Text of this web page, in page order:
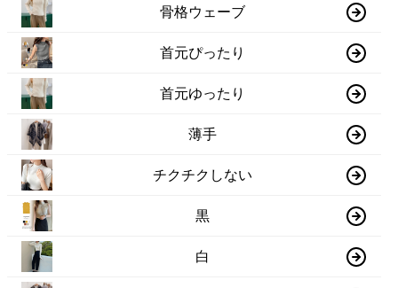
骨格ウェーブ
首元ぴったり
首元ゆったり
薄手
チクチクしない
黒
白